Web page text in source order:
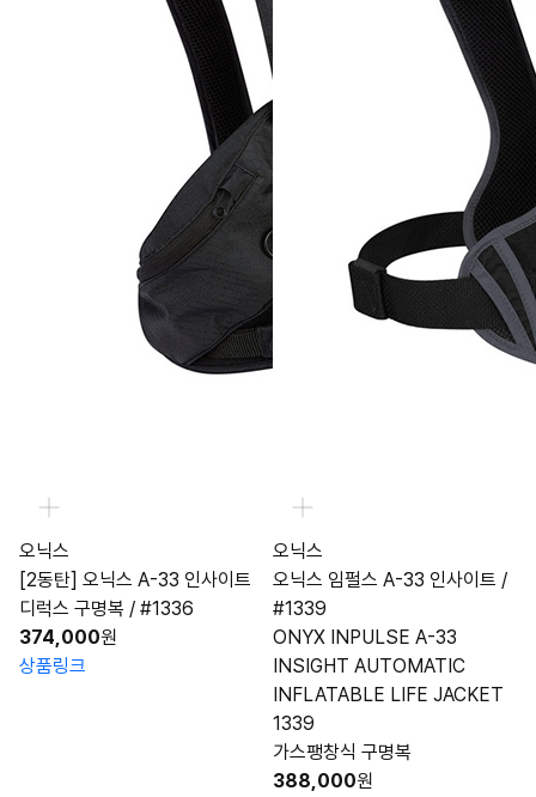
오닉스
[2동탄] 오닉스 A-33 인사이트
디럭스 구명복 / #1336
374,000원
상품링크
오닉스
오닉스 임펄스 A-33 인사이트 /
#1339
ONYX INPULSE A-33
INSIGHT AUTOMATIC
INFLATABLE LIFE JACKET
1339
가스팽창식 구명복
388,000원